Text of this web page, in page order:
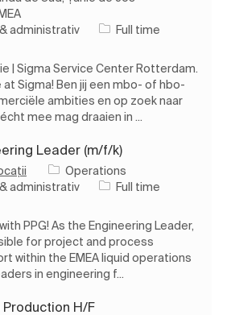
administrativ Tipul postului
Full time
| Sigma Service Center Rotterdam.
at Sigma! Ben jij een mbo- of hbo-
ambities en op zoek naar
mee mag draaien in ...
Leader (m/f/k)
Operations
administrativ Tipul postului
Full time
PPG! As the Engineering Leader,
for project and process
within the EMEA liquid operations
in engineering f...
H/F